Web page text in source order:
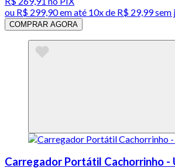
ou R$ 299,90em até 10x de R$ 29,99 sem
COMPRAR AGORA
Carregador Portátil Cachorrinho -